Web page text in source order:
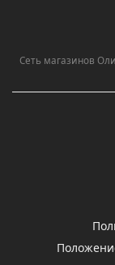
Сеть магазинов